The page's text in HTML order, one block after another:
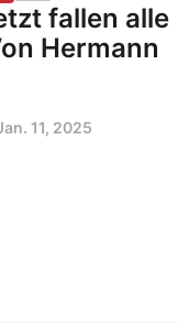
fallen alle
Hermann
11, 2025